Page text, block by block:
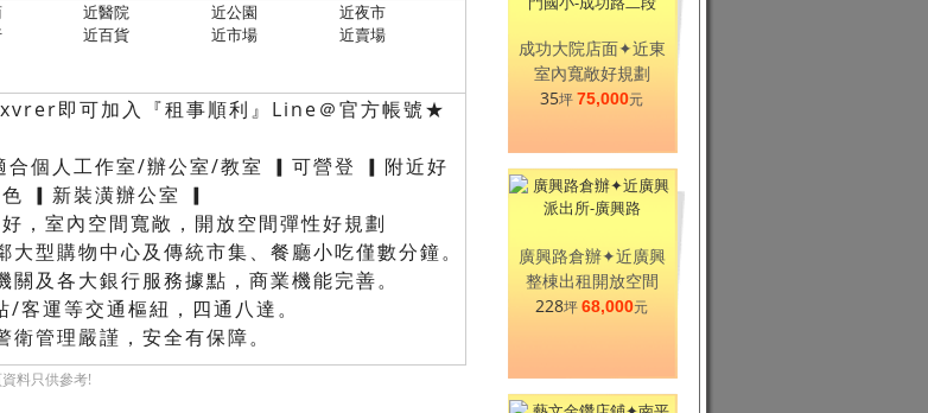
近醫院 近公園
近夜市
近百貨 近市場
近賣場
即可加入『租事順利』Line＠官方帳號★
個人工作室/辦公室/教室 ▎可營登 ▎附近好
▎新裝潢辦公室 ▎
，室內空間寬敞，開放空間彈性好規劃
型購物中心及傳統市集、餐廳小吃僅數分鐘。
及各大銀行服務據點，商業機能完善。
運等交通樞紐，四通八達。
管理嚴謹，安全有保障。
料只供參考!
成功大院店面✦近東
室內寬敞好規劃
35坪75,000元
廣興路倉辦✦近廣興
整棟出租開放空間
228坪68,000元